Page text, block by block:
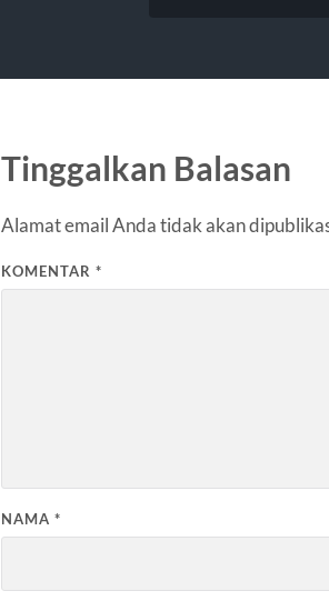
Tinggalkan Balasan
Alamat email Anda tidak akan
KOMENTAR *
NAMA *